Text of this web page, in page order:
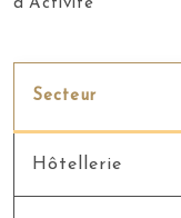
d’Activité
Secteur
Hôtellerie